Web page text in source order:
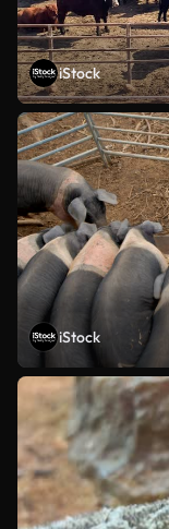
iStock
iStock